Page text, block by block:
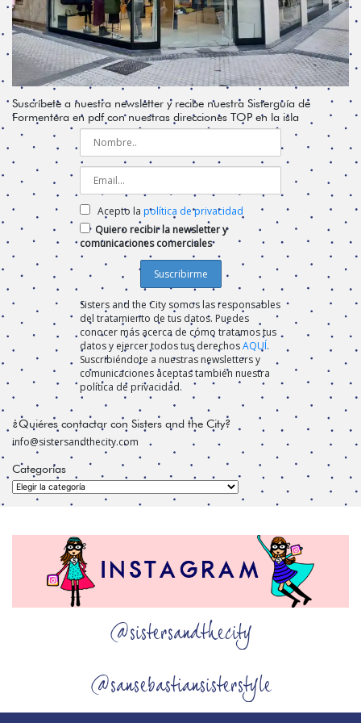
Suscríbete a nuestra newsletter y recibe nuestra Sisterguía de
Formentera en pdf con nuestras direcciones TOP en la isla
Acepto la política de privacidad
Quiero recibir la newsletter y
comunicaciones comerciales
Sisters and the City somos las responsables
del tratamiento de tus datos. Puedes
conocer más acerca de cómo tratamos tus
datos y ejercer todos tus derechosAQUÍ.
Suscribiéndote a nuestras newsletters y
comunicaciones aceptas también nuestra
política de privacidad.
¿Quiéres contactar con Sisters and the City?
info@sistersandthecity.com
Categorías
Categorías
@sistersandthecity
@sansebastiansisterstyle